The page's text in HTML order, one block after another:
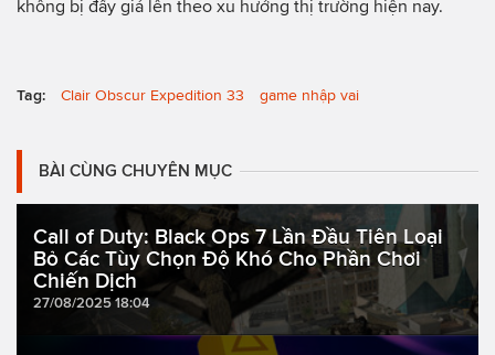
không bị đẩy giá lên theo xu hướng thị trường hiện nay.
Tag: Clair Obscur Expedition 33 game nhập vai
BÀI CÙNG CHUYÊN MỤC
Call of Duty: Black Ops 7 Lần Đầu Tiên Loại
Bỏ Các Tùy Chọn Độ Khó Cho Phần Chơi
Chiến Dịch
27/08/2025 18:04